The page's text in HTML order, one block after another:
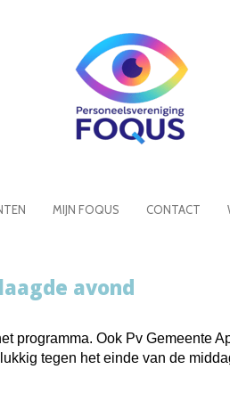
MIJN FOQUS CONTACT
avond
programma. Ook Pv Gemeente
tegen het einde van de